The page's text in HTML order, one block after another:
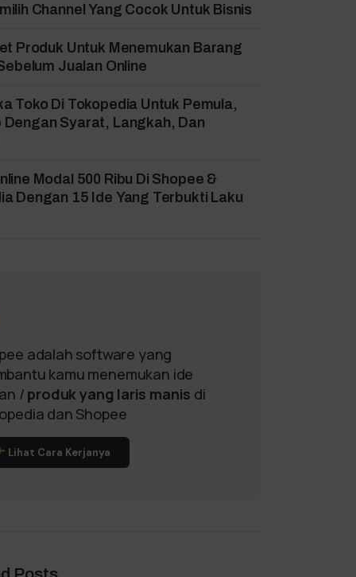
Channel Yang Cocok Untuk Bisnis
Produk Untuk Menemukan Barang
Jualan Online
Toko Di Tokopedia Untuk Pemula,
Dengan Syarat, Langkah, Dan
Modal 500 Ribu Di Shopee &
Dengan 15 Ide Yang Terbukti Laku
adalah software yang
kamu menemukan ide
/ produk yang laris manis di
dan Shopee
Lihat Cara Kerjanya